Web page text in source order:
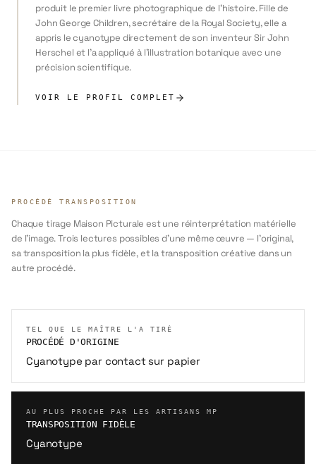
produit le premier livre photographique de l'histoire. Fille de
John George Children, secrétaire de la Royal Society, elle a
appris le cyanotype directement de son inventeur Sir John
Herschel et l'a appliqué à l'illustration botanique avec une
précision scientifique.
VOIR LE PROFIL COMPLET
PROCÉDÉ TRANSPOSITION
Chaque tirage Maison Picturale est une réinterprétation matérielle
de l'image. Trois lectures possibles d'une même œuvre — l'original,
sa transposition la plus fidèle, et la transposition créative dans un
autre procédé.
TEL QUE LE MAÎTRE L'A TIRÉ
PROCÉDÉ D'ORIGINE
Cyanotype par contact sur papier
AU PLUS PROCHE PAR LES ARTISANS MP
TRANSPOSITION FIDÈLE
Cyanotype